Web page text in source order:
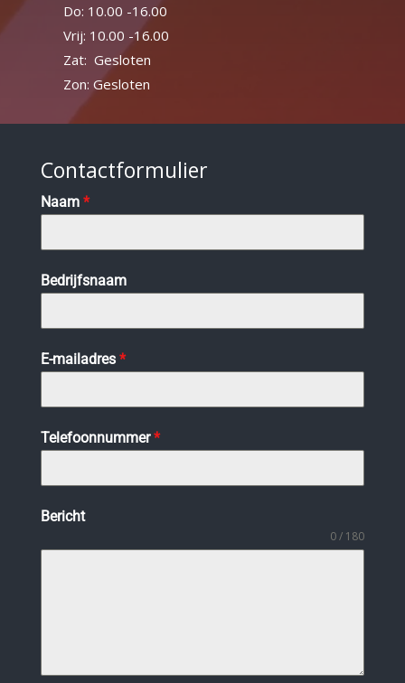
Do: 10.00 -16.00
Vrij: 10.00 -16.00
Zat: Gesloten
Zon: Gesloten
Contactformulier
Naam *
Bedrijfsnaam
E-mailadres *
Telefoonnummer*
Bericht
0 / 180